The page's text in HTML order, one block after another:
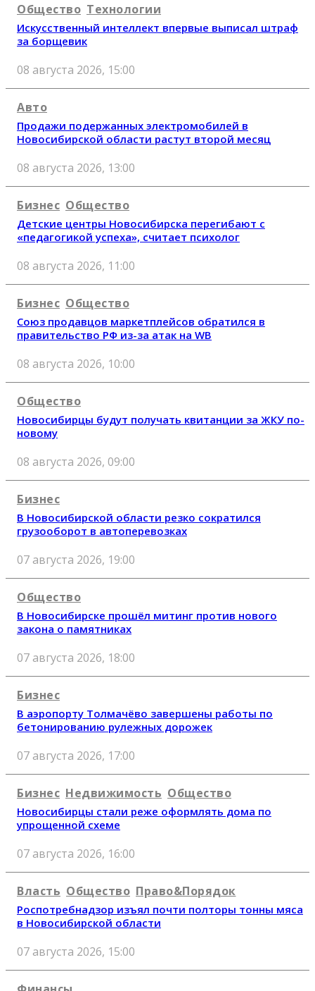
Общество Технологии
Искусственный интеллект впервые выписал штраф
за борщевик
08 августа 2026, 15:00
Авто
Продажи подержанных электромобилей в
Новосибирской области растут второй месяц
08 августа 2026, 13:00
Бизнес Общество
Детские центры Новосибирска перегибают с
«педагогикой успеха», считает психолог
08 августа 2026, 11:00
Бизнес Общество
Союз продавцов маркетплейсов обратился в
правительство РФ из-за атак на WB
08 августа 2026, 10:00
Общество
Новосибирцы будут получать квитанции за ЖКУ по-
новому
08 августа 2026, 09:00
Бизнес
В Новосибирской области резко сократился
грузооборот в автоперевозках
07 августа 2026, 19:00
Общество
В Новосибирске прошёл митинг против нового
закона о памятниках
07 августа 2026, 18:00
Бизнес
В аэропорту Толмачёво завершены работы по
бетонированию рулежных дорожек
07 августа 2026, 17:00
Бизнес Недвижимость Общество
Новосибирцы стали реже оформлять дома по
упрощенной схеме
07 августа 2026, 16:00
Власть Общество Право&Порядок
Роспотребнадзор изъял почти полторы тонны мяса
в Новосибирской области
07 августа 2026, 15:00